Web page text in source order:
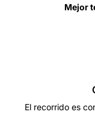
Mejor
El recorrido es